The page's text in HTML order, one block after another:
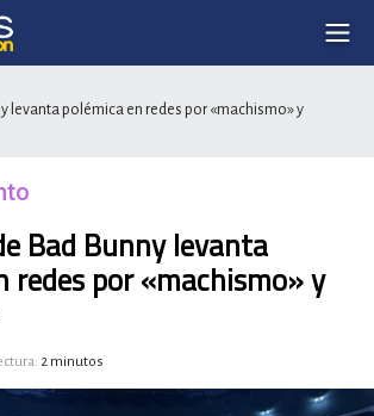
levanta polémica en redes por «machismo» y
Bad Bunny levanta
redes por «machismo» y
2 minutos